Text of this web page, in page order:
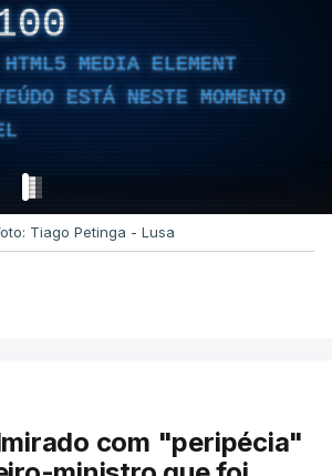
HTML5 MEDIA ELEMENT
ESTÁ NESTE MOMENTO
Tiago Petinga - Lusa
com "peripécia"